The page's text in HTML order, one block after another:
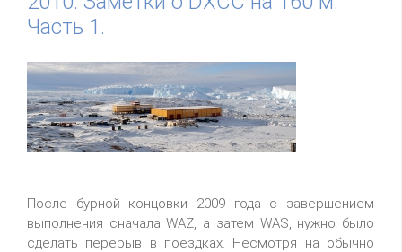
Часть 1.
После бурной концовки 2009 года с завершением
выполнения сначала WAZ, а затем WAS, нужно было
сделать перерыв в поездках. Несмотря на обычно